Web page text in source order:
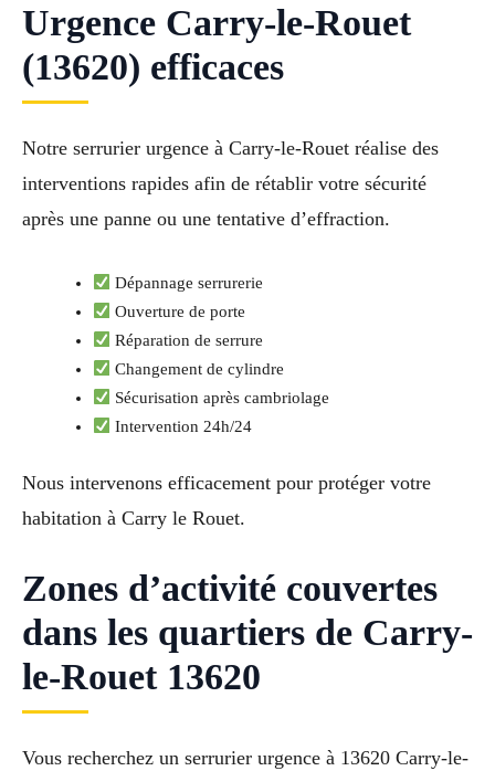
Urgence Carry-le-Rouet
(13620) efficaces
Notre serrurier urgence à Carry-le-Rouet réalise des
interventions rapides afin de rétablir votre sécurité
après une panne ou une tentative d’effraction.
Dépannage serrurerie
Ouverture de porte
Réparation de serrure
Changement de cylindre
Sécurisation après cambriolage
Intervention 24h/24
Nous intervenons efficacement pour protéger votre
habitation à Carry le Rouet.
Zones d’activité couvertes
dans les quartiers de Carry-
le-Rouet 13620
Vous recherchez un serrurier urgence à 13620 Carry-le-